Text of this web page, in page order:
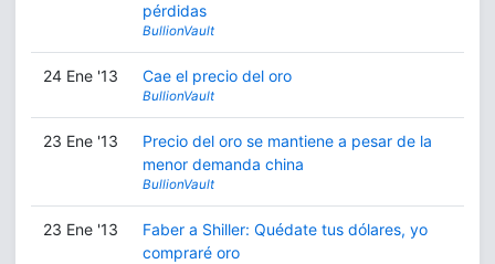
pérdidas
BullionVault
24 Ene '13 Cae el precio del oro
BullionVault
23 Ene '13
Precio del oro se mantiene a pesar de la
menor demanda china
BullionVault
23 Ene '13
Faber a Shiller: Quédate tus dólares, yo
compraré oro